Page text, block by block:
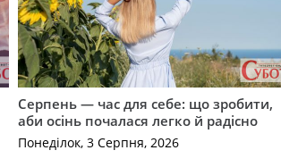
Серпень — час для себе: що зробити,
аби осінь почалася легко й радісно
Понеділок, 3 Серпня, 2026